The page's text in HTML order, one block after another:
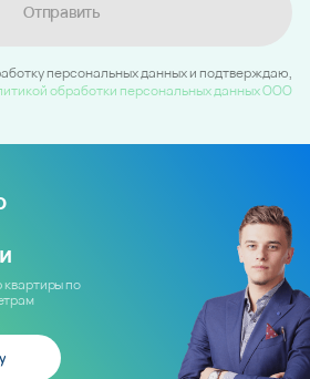
Отправить
персональных данных и подтверждаю,
обработки персональных данных ООО
по